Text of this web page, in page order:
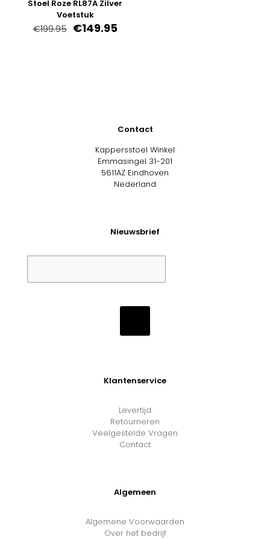
Stoel Roze RL87A Zilver
Voetstuk
€199.95 Oorspronkelijke
€149.95Huidige
Contact
Kappersstoel Winkel
Emmasingel 31-201
5611AZ Eindhoven
Nederland
Nieuwsbrief
Klantenservice
Levertijd
Retourneren
Veelgestelde Vragen
Contact
Algemeen
Algemene Voorwaarden
Over het bedrijf